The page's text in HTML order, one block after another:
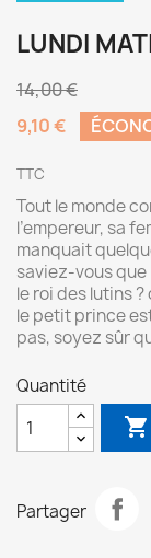
LUNDI
14,00 €
9,10 €
TTC
Tout le monde
l’empereur, sa
manquait
saviez-vous
le roi des lutins
le petit prince
pas, soyez sûr
Quantité

Partager